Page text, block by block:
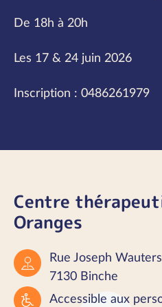
De 18h à 20h
Les 17 & 24 juin 2026
Inscription : 0486261979
Centre
Oranges
Rue Joseph
7130 Binche
Accessible aux